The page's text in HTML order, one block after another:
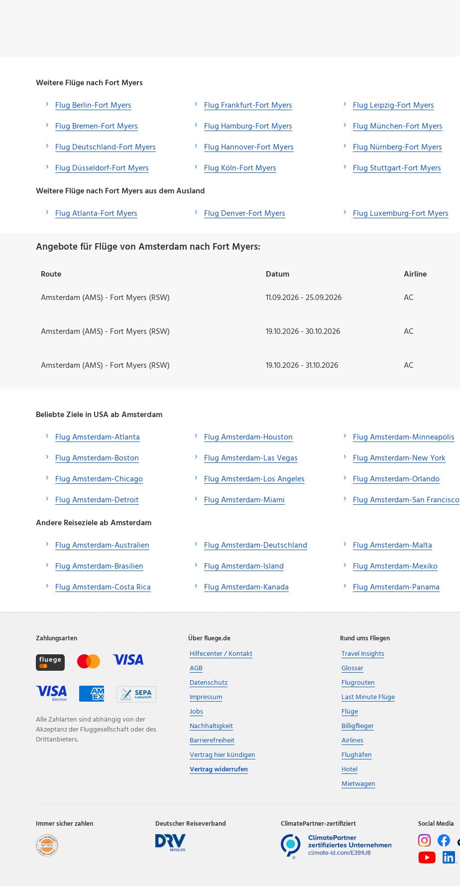
Weitere Flüge nach Fort Myers
Flug Berlin-Fort Myers
Flug Bremen-Fort Myers
Flug Deutschland-Fort Myers
Flug Düsseldorf-Fort Myers
Flug Frankfurt-Fort Myers
Flug Hamburg-Fort Myers
Flug Hannover-Fort Myers
Flug Köln-Fort Myers
Flug Leipzig-Fort Myers
Flug München-Fort Myers
Flug Nürnberg-Fort Myers
Flug Stuttgart-Fort Myers
Weitere Flüge nach Fort Myers aus dem Ausland
Flug Atlanta-Fort Myers
Flug Denver-Fort Myers Flug Luxemburg-Fort Myers
Angebote für Flüge von Amsterdam nach Fort Myers:
Route Datum Airline
Amsterdam (AMS) - Fort Myers (RSW)
11.09.2026 - 25.09.2026 AC
Amsterdam (AMS) - Fort Myers (RSW) 19.10.2026 - 30.10.2026 AC
Amsterdam (AMS) - Fort Myers (RSW) 19.10.2026 - 31.10.2026 AC
Beliebte Ziele in USA ab Amsterdam
Flug Amsterdam-Atlanta
Flug Amsterdam-Boston
Flug Amsterdam-Chicago
Flug Amsterdam-Detroit
Flug Amsterdam-Houston
Flug Amsterdam-Las Vegas
Flug Amsterdam-Los Angeles
Flug Amsterdam-Miami
Flug Amsterdam-Minneapolis
Flug Amsterdam-New York
Flug Amsterdam-Orlando
Flug Amsterdam-San Francisco
Andere Reiseziele ab Amsterdam
Flug Amsterdam-Australien
Flug Amsterdam-Brasilien
Flug Amsterdam-Costa Rica
Flug Amsterdam-Deutschland
Flug Amsterdam-Island
Flug Amsterdam-Kanada
Flug Amsterdam-Malta
Flug Amsterdam-Mexiko
Flug Amsterdam-Panama